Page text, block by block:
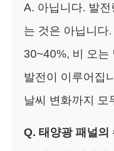
A. 아닙니다. 발
는 것은 아닙니다
30~40%, 비 오는
발전이 이루어집
날씨 변화까지 모
Q. 태양광 패널의